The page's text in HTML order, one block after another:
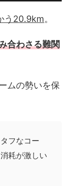
う20.9km。
合わさる難関
ムの勢いを保
フなコー
耗が激しい